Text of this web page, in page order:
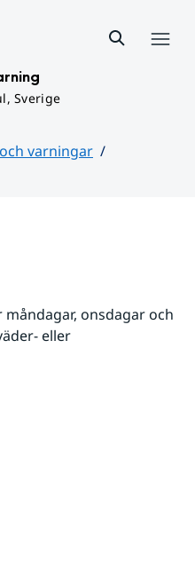
Sverige
varningar
onsdagar och
eller